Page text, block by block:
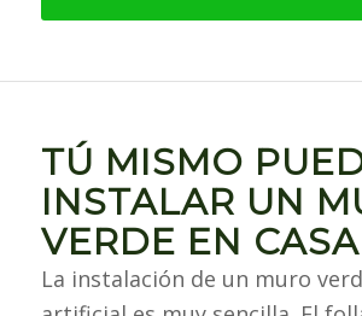
TÚ MISMO
INSTALAR UN
VERDE EN CASA
La instalación de un muro